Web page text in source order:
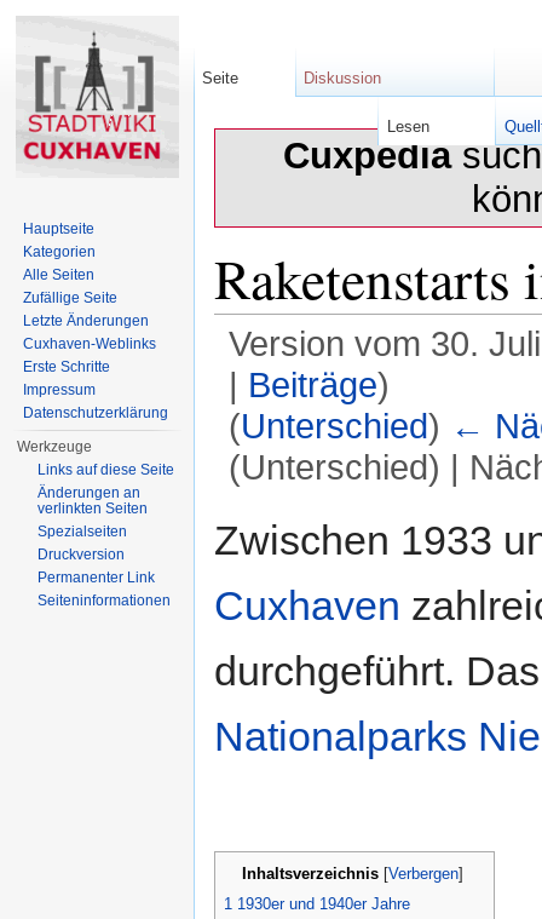
Cuxpedia
Raketenstarts
Version vom 30.
| Beiträge)
(Unterschied) ←
(Unterschied) |
Zwischen 1933
Cuxhaven
durchgeführt.
Nationalparks
Inhaltsverzeichnis[ Verbergen]
1 1930er und 1940er Jahre
Seite Diskussion
Lesen
Hauptseite
Kategorien
Alle Seiten
Zufällige Seite
Letzte Änderungen
Cuxhaven-Weblinks
Erste Schritte
Impressum
Datenschutzerklärung
Werkzeuge
Links auf diese Seite
Änderungen an
verlinkten Seiten
Spezialseiten
Druckversion
Permanenter Link
Seiten­informationen